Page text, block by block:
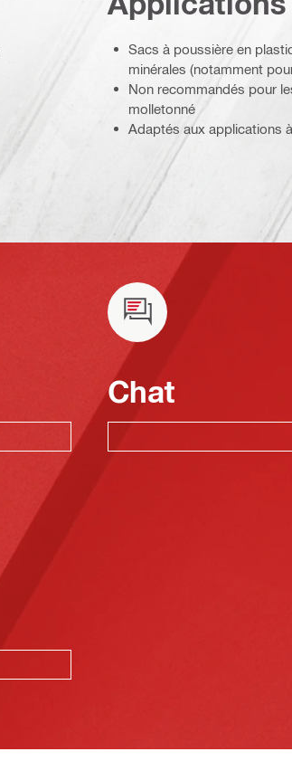
Sacs à poussière en
minérales (notamment
Non recommandés pour
molletonné
Adaptés aux applications
Chat